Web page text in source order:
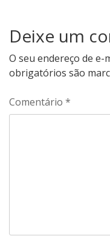
Deixe um
O seu endereço de e-
obrigatórios são
Comentário *